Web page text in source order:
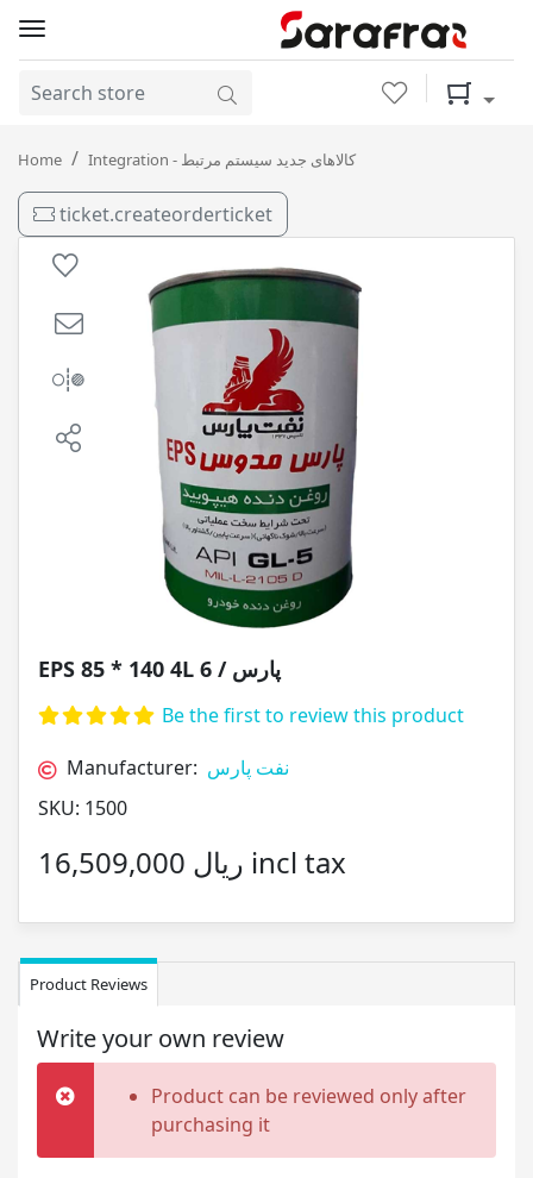
Wishlist
Home Integration - کالاهای جدید سیستم مرتبط
EPS 85 * 140 4L پارس / 6
ticket.createorderticket
EPS 85 * 140 4L پارس / 6
Be the first to review this product
Manufacturer: نفت پارس
SKU: 1500
16,509,000 ریال incl tax
Product Reviews
Write your own review
Product can be reviewed only after
purchasing it